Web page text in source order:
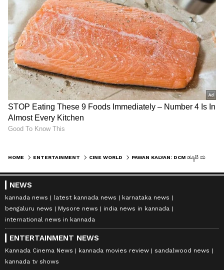
HOME ENTERTAINMENT CINE WORLD
NEWS
kannada news latest kannada news
karnataka news
bengaluru news
Mysore news
india news in kannada
international news in kannada
ENTERTAINMENT NEWS
Kannada Cinema News kannada movies review
sandalwood news
kannada tv shows